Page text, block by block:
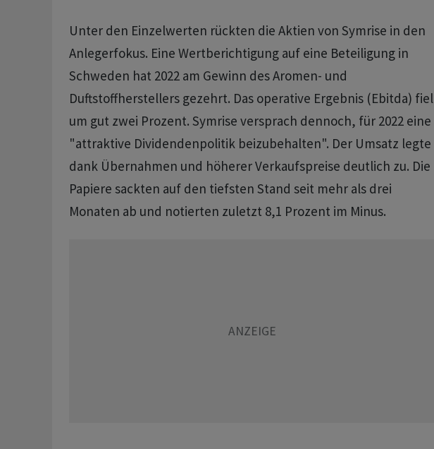
Unter den Einzelwerten rückten die Aktien von Symrise in den
Anlegerfokus. Eine Wertberichtigung auf eine Beteiligung in
Schweden hat 2022 am Gewinn des Aromen- und
Duftstoffherstellers gezehrt. Das operative Ergebnis (Ebitda) fiel
um gut zwei Prozent. Symrise versprach dennoch, für 2022 eine
"attraktive Dividendenpolitik beizubehalten". Der Umsatz legte
dank Übernahmen und höherer Verkaufspreise deutlich zu. Die
Papiere sackten auf den tiefsten Stand seit mehr als drei
Monaten ab und notierten zuletzt 8,1 Prozent im Minus.